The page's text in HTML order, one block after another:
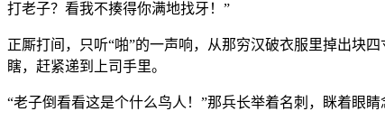
打老子？看我不揍得你满地找牙！”
正厮打间，只听“啪”的一声响，从那穷汉破衣服里掉出块
瞎，赶紧递到上司手里。
“老子倒看看这是个什么鸟人！”那兵长举着名刺，眯着眼